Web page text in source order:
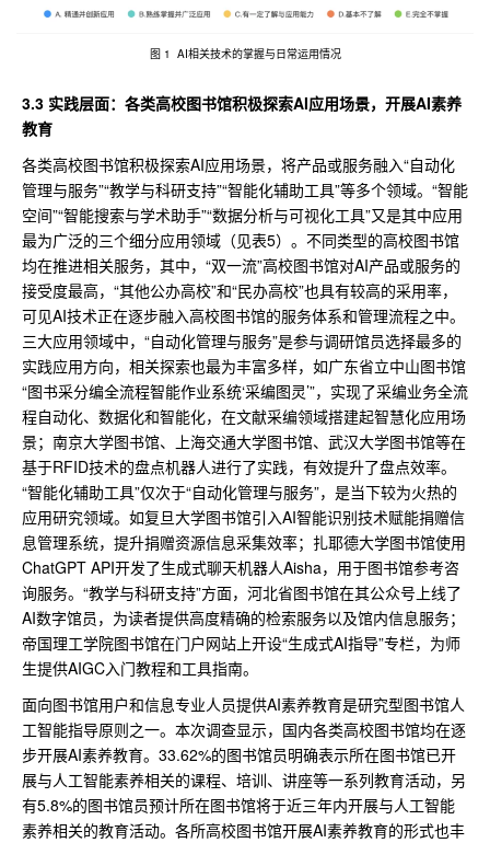
图 1 AI相关技术的掌握与日常运用情况
3.3 实践层面：各类高校图书馆积极探索AI应用场景，开展AI素养
教育
各类高校图书馆积极探索AI应用场景，将产品或服务融入“自动化
管理与服务”“教学与科研支持”“智能化辅助工具”等多个领域。“智能
空间”“智能搜索与学术助手”“数据分析与可视化工具”又是其中应用
最为广泛的三个细分应用领域（见表5）。不同类型的高校图书馆
均在推进相关服务，其中，“双一流”高校图书馆对AI产品或服务的
接受度最高，“其他公办高校”和“民办高校”也具有较高的采用率，
可见AI技术正在逐步融入高校图书馆的服务体系和管理流程之中。
三大应用领域中，“自动化管理与服务”是参与调研馆员选择最多的
实践应用方向，相关探索也最为丰富多样，如广东省立中山图书馆
“图书采分编全流程智能作业系统‘采编图灵’”，实现了采编业务全流
程自动化、数据化和智能化，在文献采编领域搭建起智慧化应用场
景；南京大学图书馆、上海交通大学图书馆、武汉大学图书馆等在
基于RFID技术的盘点机器人进行了实践，有效提升了盘点效率。
“智能化辅助工具”仅次于“自动化管理与服务”，是当下较为火热的
应用研究领域。如复旦大学图书馆引入AI智能识别技术赋能捐赠信
息管理系统，提升捐赠资源信息采集效率；扎耶德大学图书馆使用
ChatGPT API开发了生成式聊天机器人Aisha，用于图书馆参考咨
询服务。“教学与科研支持”方面，河北省图书馆在其公众号上线了
AI数字馆员，为读者提供高度精确的检索服务以及馆内信息服务；
帝国理工学院图书馆在门户网站上开设“生成式AI指导”专栏，为师
生提供AIGC入门教程和工具指南。
面向图书馆用户和信息专业人员提供AI素养教育是研究型图书馆人
工智能指导原则之一。本次调查显示，国内各类高校图书馆均在逐
步开展AI素养教育。33.62%的图书馆员明确表示所在图书馆已开
展与人工智能素养相关的课程、培训、讲座等一系列教育活动，另
有5.8%的图书馆员预计所在图书馆将于近三年内开展与人工智能
素养相关的教育活动。各所高校图书馆开展AI素养教育的形式也丰